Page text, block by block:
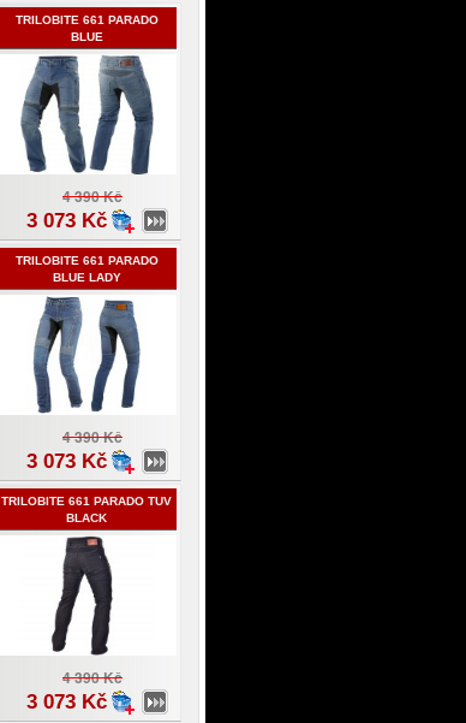
TRILOBITE 661 PARADO
BLUE
4 390 Kč
3 073 Kč
TRILOBITE 661 PARADO
BLUE LADY
4 390 Kč
3 073 Kč
TRILOBITE 661 PARADO TUV
BLACK
4 390 Kč
3 073 Kč